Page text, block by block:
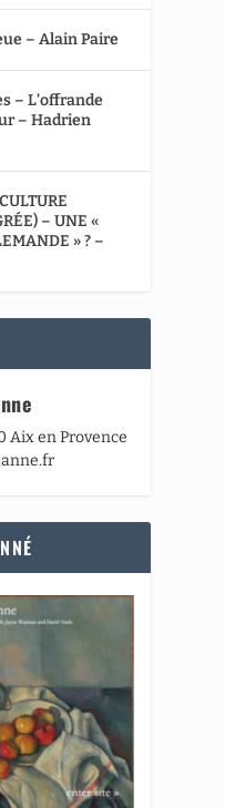
– Alain Paire
– L’offrande
– Hadrien
– UNE «
» ? –
Aix en Provence